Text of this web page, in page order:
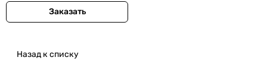
Заказать
Назад к списку